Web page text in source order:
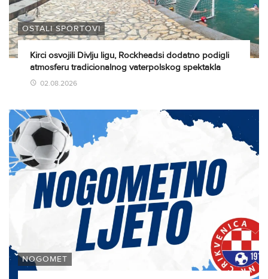
OSTALI SPORTOVI
Kirci osvojili Divlju ligu, Rockheadsi dodatno podigli
atmosferu tradicionalnog vaterpolskog spektakla
02.08.2026
NOGOMET